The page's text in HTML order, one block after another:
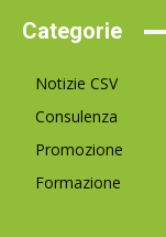
Categorie
Notizie CSV
Consulenza
Promozione
Formazione